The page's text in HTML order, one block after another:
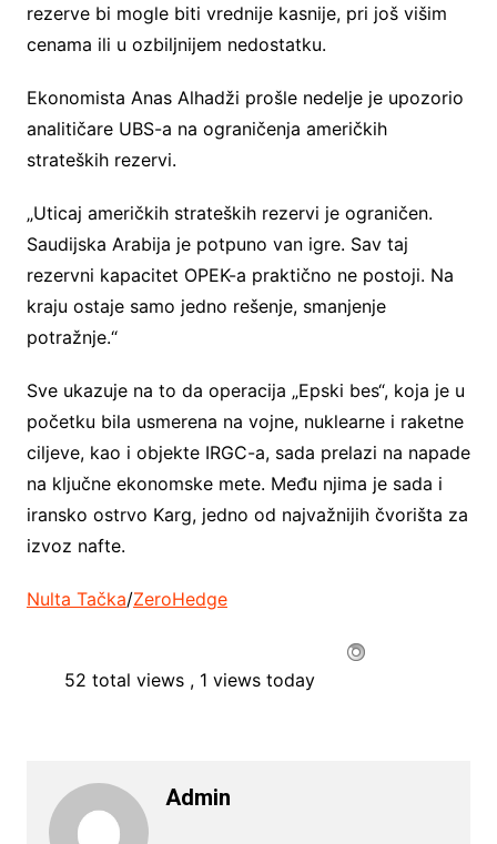
rezerve bi mogle biti vrednije kasnije, pri još višim
cenama ili u ozbiljnijem nedostatku.
Ekonomista Anas Alhadži prošle nedelje je upozorio
analitičare UBS-a na ograničenja američkih
strateških rezervi.
„Uticaj američkih strateških rezervi je ograničen.
Saudijska Arabija je potpuno van igre. Sav taj
rezervni kapacitet OPEK-a praktično ne postoji. Na
kraju ostaje samo jedno rešenje, smanjenje
potražnje.“
Sve ukazuje na to da operacija „Epski bes“, koja je u
početku bila usmerena na vojne, nuklearne i raketne
ciljeve, kao i objekte IRGC-a, sada prelazi na napade
na ključne ekonomske mete. Među njima je sada i
iransko ostrvo Karg, jedno od najvažnijih čvorišta za
izvoz nafte.
Nulta Tačka/ZeroHedge
52 total views , 1 views today
Admin